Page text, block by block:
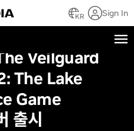
KR Sign In
Veilguard
The Lake
Game
출시